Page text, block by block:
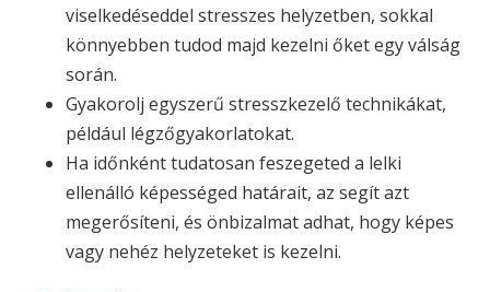
viselkedéseddel stresszes helyzetben, sokkal
könnyebben tudod majd kezelni őket egy válság
során.
Gyakorolj egyszerű stresszkezelő technikákat,
például légzőgyakorlatokat.
Ha időnként tudatosan feszegeted a lelki
ellenálló képességed határait, az segít azt
megerősíteni, és önbizalmat adhat, hogy képes
vagy nehéz helyzeteket is kezelni.